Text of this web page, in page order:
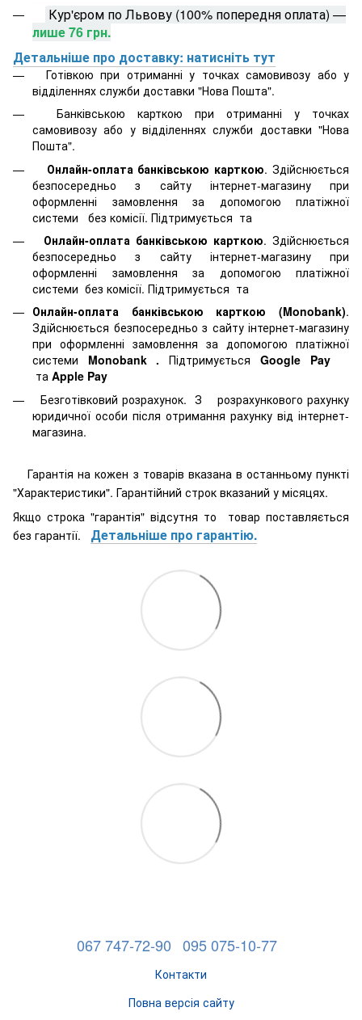
Кур'єром по Львову (100% попередня оплата) —
лише 76 грн.
Детальніше про доставку: натисніть тут
Готівкою при отриманні у точках самовивозу або у
відділеннях служби доставки "Нова Пошта".
Банківською карткою при отриманні у точках
самовивозу або у відділеннях служби доставки "Нова
Пошта".
Онлайн-оплата банківською карткою. Здійснюється
безпосередньо з сайту інтернет-магазину при
оформленні замовлення за допомогою платіжної
системи
без комісії. Підтримується та
Онлайн-оплата банківською карткою. Здійснюється
безпосередньо з сайту інтернет-магазину при
оформленні замовлення за допомогою платіжної
системи без комісії. Підтримується та
Онлайн-оплата банківською карткою (Monobank).
Здійснюється безпосередньо з сайту інтернет-магазину
при оформленні замовлення за допомогою платіжної
системи Monobank .Підтримується Google Pay
та Apple Pay
Безготівковий розрахунок. З розрахункового рахунку
юридичної особи після отримання рахунку від інтернет-
магазина.
Гарантія на кожен з товарів вказана в останньому пункті
"Характеристики". Гарантійний строк вказаний у місяцях.
Якщо строка "гарантія" відсутня то товар поставляється
без гарантії. Детальніше про гарантію.
067 747-72-90 095 075-10-77
Контакти
Повна версія сайту